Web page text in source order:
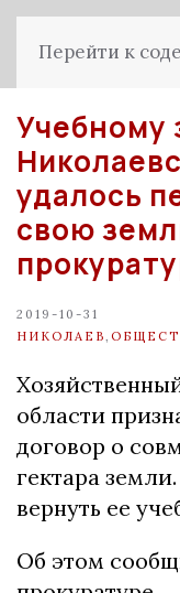
Перейти к
Учебному
удалось
свою
2019-10-31
НИКОЛАЕВ
области
договор о
гектара
вернуть ее
Об этом